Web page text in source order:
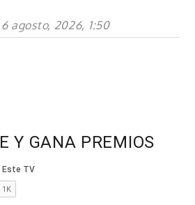
agosto, 2026, 1:50
Y GANA PREMIOS